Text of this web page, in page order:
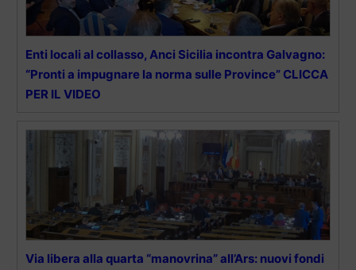
Enti locali al collasso, Anci Sicilia incontra Galvagno:
“Pronti a impugnare la norma sulle Province” CLICCA
PER IL VIDEO
Via libera alla quarta “manovrina” all’Ars: nuovi fondi